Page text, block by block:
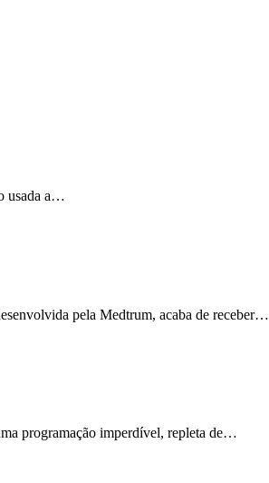
usada a…
pela Medtrum, acaba de receber…
programação imperdível, repleta de…